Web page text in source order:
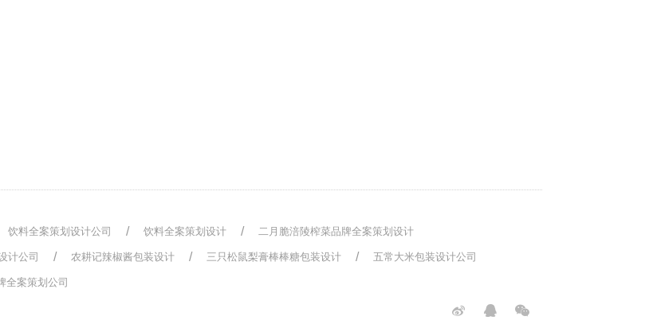
饮料全案策划设计公司 饮料全案策划设计 二月脆涪陵榨菜品牌全案策划设计
计公司 农耕记辣椒酱包装设计 三只松鼠梨膏棒棒糖包装设计 五常大米包装设计公司
全案策划公司